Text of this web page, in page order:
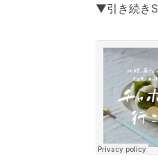
▼引き続き